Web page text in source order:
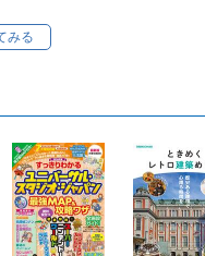
みる